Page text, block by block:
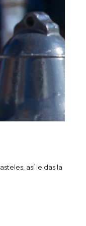
así le das la